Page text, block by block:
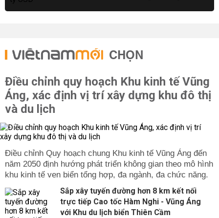
CHỌN
Điều chỉnh quy hoạch Khu kinh tế Vũng
Áng, xác định vị trí xây dựng khu đô thị
và du lịch
Điều chỉnh Quy hoạch chung Khu kinh tế Vũng Áng đến
năm 2050 định hướng phát triển không gian theo mô hình
khu kinh tế ven biển tổng hợp, đa ngành, đa chức năng.
Sắp xây tuyến đường hơn 8 km kết nối
trực tiếp Cao tốc Hàm Nghi - Vũng Áng
với Khu du lịch biển Thiên Cầm